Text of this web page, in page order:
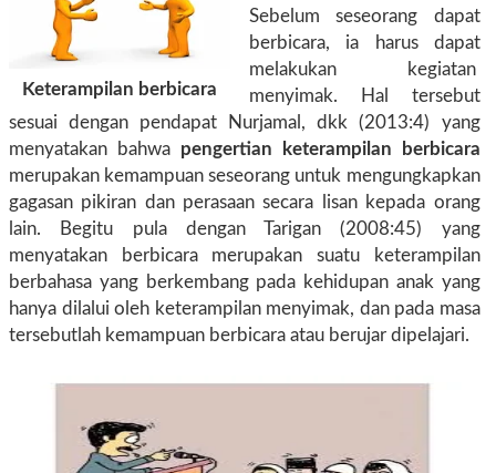
Keterampilan berbicara
Sebelum seseorang dapat
berbicara, ia harus dapat
melakukan kegiatan
menyimak. Hal tersebut
sesuai dengan pendapat Nurjamal, dkk (2013:4) yang
menyatakan bahwa pengertian keterampilan berbicara
merupakan kemampuan seseorang untuk mengungkapkan
gagasan pikiran dan perasaan secara lisan kepada orang
lain. Begitu pula dengan Tarigan (2008:45) yang
menyatakan berbicara merupakan suatu keterampilan
berbahasa yang berkembang pada kehidupan anak yang
hanya dilalui oleh keterampilan menyimak, dan pada masa
tersebutlah kemampuan berbicara atau berujar dipelajari.